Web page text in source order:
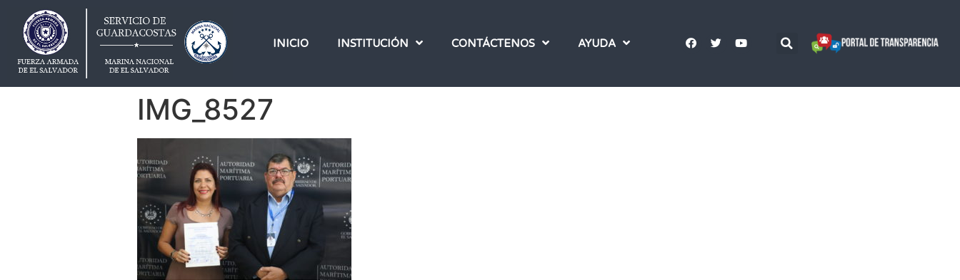
INICIO INSTITUCIÓN CONTÁCTENOS AYUDA
IMG_8527